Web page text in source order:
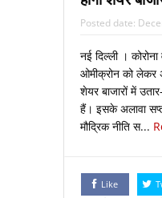
Posted date:
नई दिल्ली ।
ओमीक्रोन को लेकर
शेयर बाजारों में
हैं। इसके अलावा
मौद्रिक नीति स...
Like